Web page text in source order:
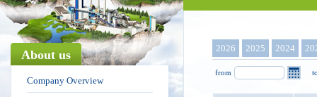
About us
Company Overview
2026 2025 2024
from